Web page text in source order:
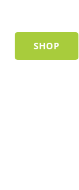
SHOP